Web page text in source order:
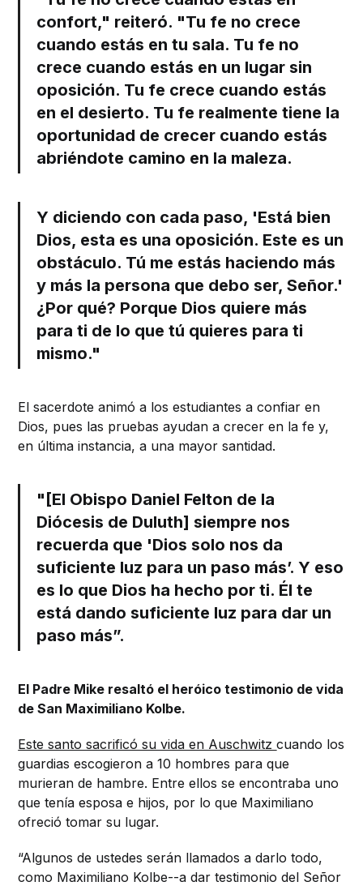
confort," reiteró. "Tu fe no crece
cuando estás en tu sala. Tu fe no
crece cuando estás en un lugar sin
oposición. Tu fe crece cuando estás
en el desierto. Tu fe realmente tiene la
oportunidad de crecer cuando estás
abriéndote camino en la maleza.
Y diciendo con cada paso, 'Está bien
Dios, esta es una oposición. Este es un
obstáculo. Tú me estás haciendo más
y más la persona que debo ser, Señor.'
¿Por qué? Porque Dios quiere más
para ti de lo que tú quieres para ti
mismo."
El sacerdote animó a los estudiantes a confiar en
Dios, pues las pruebas ayudan a crecer en la fe y,
en última instancia, a una mayor santidad.
"[El Obispo Daniel Felton de la
Diócesis de Duluth] siempre nos
recuerda que 'Dios solo nos da
suficiente luz para un paso más’. Y eso
es lo que Dios ha hecho por ti. Él te
está dando suficiente luz para dar un
paso más”.
El Padre Mike resaltó el heróico testimonio de vida
de San Maximiliano Kolbe.
Este santo sacrificó su vida en Auschwitzcuando los
guardias escogieron a 10 hombres para que
murieran de hambre. Entre ellos se encontraba uno
que tenía esposa e hijos, por lo que Maximiliano
ofreció tomar su lugar.
“Algunos de ustedes serán llamados a darlo todo,
como Maximiliano Kolbe--a dar testimonio del Señor